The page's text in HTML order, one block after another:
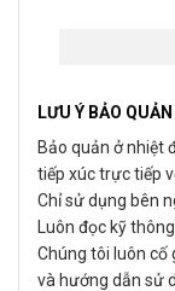
LƯU Ý BẢO QUẢN
Bảo quản ở nhiệt
tiếp xúc trực tiếp
Chỉ sử dụng bên
Luôn đọc kỹ
Chúng tôi luôn cố
và hướng dẫn sử